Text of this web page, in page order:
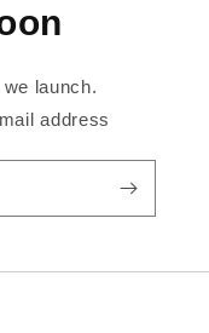
launch.
address